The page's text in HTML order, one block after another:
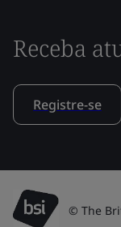
Receba
Registre-se
© The